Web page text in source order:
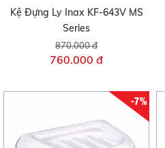
Kệ Đựng Ly Inax KF-643V MS
Series
870.000 đ
760.000 đ
-7%